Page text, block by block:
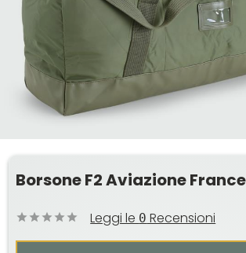
Borsone F2 Aviazione
Leggi le 0 Recensioni